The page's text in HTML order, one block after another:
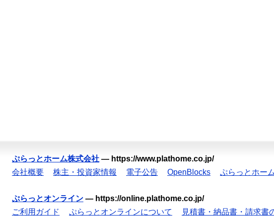
ぷらっとホーム株式会社 — https://www.plathome.co.jp/
会社概要
株主・投資家情報 電子公告 OpenBlocks ぷらっとホー
ぷらっとオンライン — https://online.plathome.co.jp/
ご利用ガイド
ぷらっとオンラインについて 見積書・納品書・請求書